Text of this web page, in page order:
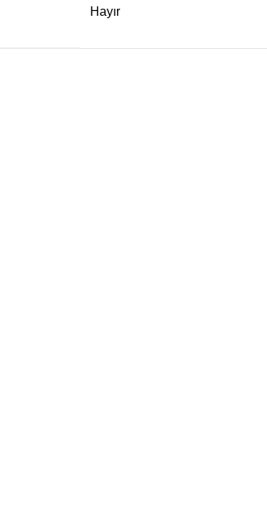
Hayır